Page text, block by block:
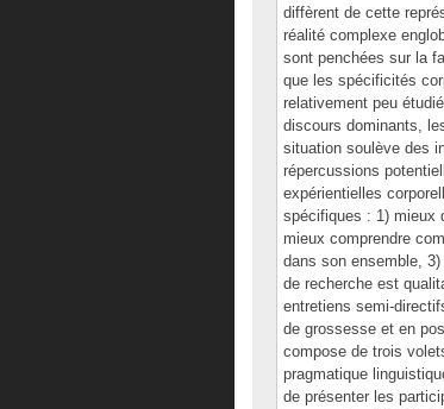
diffèrent de cette
réalité complexe
sont penchées sur la
que les spécificités
relativement peu
discours dominants,
situation soulève des
répercussions
expérientielles
spécifiques : 1) mieux
mieux comprendre
dans son ensemble,
de recherche est
entretiens semi-
de grossesse et en
compose de trois
pragmatique
de présenter les